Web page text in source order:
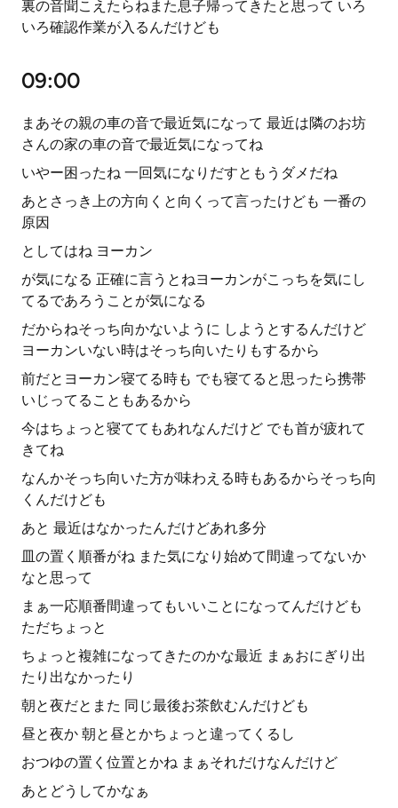
裏の音聞こえたらねまた息子帰ってきたと思って いろ
いろ確認作業が入るんだけども
09:00
まあその親の車の音で最近気になって 最近は隣のお坊
さんの家の車の音で最近気になってね
いやー困ったね 一回気になりだすともうダメだね
あとさっき上の方向くと向くって言ったけども 一番の
原因
としてはね ヨーカン
が気になる 正確に言うとねヨーカンがこっちを気にし
てるであろうことが気になる
だからねそっち向かないように しようとするんだけど
ヨーカンいない時はそっち向いたりもするから
前だとヨーカン寝てる時も でも寝てると思ったら携帯
いじってることもあるから
今はちょっと寝ててもあれなんだけど でも首が疲れて
きてね
なんかそっち向いた方が味わえる時もあるからそっち向
くんだけども
あと 最近はなかったんだけどあれ多分
皿の置く順番がね また気になり始めて間違ってないか
なと思って
まぁ一応順番間違ってもいいことになってんだけども
ただちょっと
ちょっと複雑になってきたのかな最近 まぁおにぎり出
たり出なかったり
朝と夜だとまた 同じ最後お茶飲むんだけども
昼と夜か 朝と昼とかちょっと違ってくるし
おつゆの置く位置とかね まぁそれだけなんだけど
あとどうしてかなぁ